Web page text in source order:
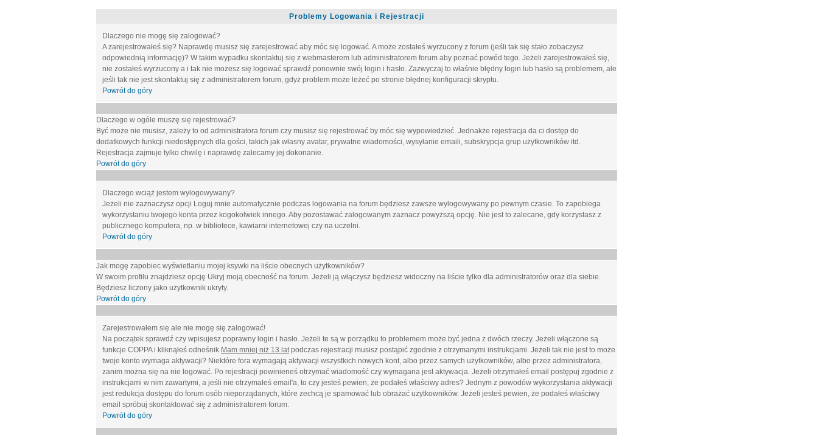
Problemy Logowania i Rejestracji
Dlaczego nie mogę się zalogować?
A zarejestrowałeś się? Naprawdę musisz się zarejestrować aby móc się logować. A może zostałeś wyrzucony z forum (jeśli tak się stało zobaczysz
odpowiednią informację)? W takim wypadku skontaktuj się z webmasterem lub administratorem forum aby poznać powód tego. Jeżeli zarejestrowałeś się,
nie zostałeś wyrzucony a i tak nie możesz się logować sprawdź ponownie swój login i hasło. Zazwyczaj to właśnie błędny login lub hasło są problemem, ale
jeśli tak nie jest skontaktuj się z administratorem forum, gdyż problem może leżeć po stronie błędnej konfiguracji skryptu.
Powrót do góry
Dlaczego w ogóle muszę się rejestrować?
Być może nie musisz, zależy to od administratora forum czy musisz się rejestrować by móc się wypowiedzieć. Jednakże rejestracja da ci dostęp do
dodatkowych funkcji niedostępnych dla gości, takich jak własny avatar, prywatne wiadomości, wysyłanie emaili, subskrypcja grup użytkowników itd.
Rejestracja zajmuje tylko chwilę i naprawdę zalecamy jej dokonanie.
Powrót do góry
Dlaczego wciąż jestem wylogowywany?
Jeżeli nie zaznaczysz opcji Loguj mnie automatycznie podczas logowania na forum będziesz zawsze wylogowywany po pewnym czasie. To zapobiega
wykorzystaniu twojego konta przez kogokolwiek innego. Aby pozostawać zalogowanym zaznacz powyższą opcję. Nie jest to zalecane, gdy korzystasz z
publicznego komputera, np. w bibliotece, kawiarni internetowej czy na uczelni.
Powrót do góry
Jak mogę zapobiec wyświetlaniu mojej ksywki na liście obecnych użytkowników?
W swoim profilu znajdziesz opcję Ukryj moją obecność na forum. Jeżeli ją włączysz będziesz widoczny na liście tylko dla administratorów oraz dla siebie.
Będziesz liczony jako użytkownik ukryty.
Powrót do góry
Zarejestrowałem się ale nie mogę się zalogować!
Na początek sprawdź czy wpisujesz poprawny login i hasło. Jeżeli te są w porządku to problemem może być jedna z dwóch rzeczy. Jeżeli włączone są
funkcje COPPA i kliknąłeś odnośnik Mam mniej niż 13 latpodczas rejestracji musisz postąpić zgodnie z otrzymanymi instrukcjami. Jeżeli tak nie jest to może
twoje konto wymaga aktywacji? Niektóre fora wymagają aktywacji wszystkich nowych kont, albo przez samych użytkowników, albo przez administratora,
zanim można się na nie logować. Po rejestracji powinieneś otrzymać wiadomość czy wymagana jest aktywacja. Jeżeli otrzymałeś email postępuj zgodnie z
instrukcjami w nim zawartymi, a jeśli nie otrzymałeś email'a, to czy jesteś pewien, że podałeś właściwy adres? Jednym z powodów wykorzystania aktywacji
jest redukcja dostępu do forum osób nieporządanych, które zechcą je spamować lub obrażać użytkowników. Jeżeli jesteś pewien, że podałeś właściwy
email spróbuj skontaktować się z administratorem forum.
Powrót do góry